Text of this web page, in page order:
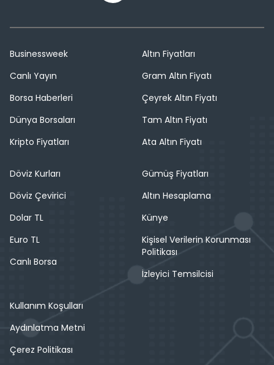
Businessweek
Canlı Yayın
Borsa Haberleri
Dünya Borsaları
Kripto Fiyatları
Altın Fiyatları
Gram Altın Fiyatı
Çeyrek Altın Fiyatı
Tam Altın Fiyatı
Ata Altın Fiyatı
Döviz Kurları
Döviz Çevirici
Dolar TL
Euro TL
Canlı Borsa
Gümüş Fiyatları
Altın Hesaplama
Künye
Kişisel Verilerin Korunması
Politikası
İzleyici Temsilcisi
Kullanım Koşulları
Aydınlatma Metni
Çerez Politikası